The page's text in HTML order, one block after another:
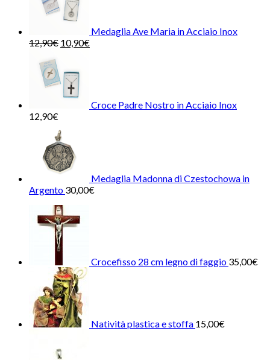
Medaglia Ave Maria in Acciaio Inox
12,90€ 10,90€
Croce Padre Nostro in Acciaio Inox
12,90€
Medaglia Madonna di Czestochowa in
Argento 30,00€
Crocefisso 28 cm legno di faggio 35,00€
Natività plastica e stoffa 15,00€